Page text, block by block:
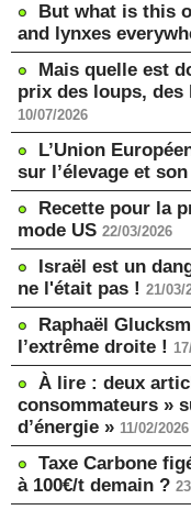
But what is this
and lynxes
Mais quelle est
prix des loups, des
10/07/2026
L’Union
sur l’élevage et
Recette pour la
mode US 22/03/2026
Israël est un
ne l'était pas ! 21/03/
Raphaël
l’extrême droite !
À lire : deux
consommateurs »
d’énergie » 11/02/2026
Taxe Carbone
à 100€/t demain ?